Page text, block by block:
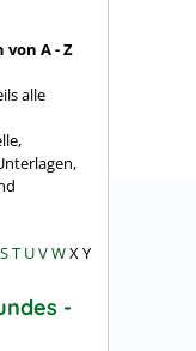
A - Z
alle
ST UVWX Y
-